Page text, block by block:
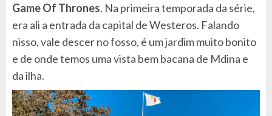
Game Of Thrones. Na primeira temporada da série,
era ali a entrada da capital de Westeros. Falando
nisso, vale descer no fosso, é um jardim muito bonito
e de onde temos uma vista bem bacana de Mdina e
da ilha.